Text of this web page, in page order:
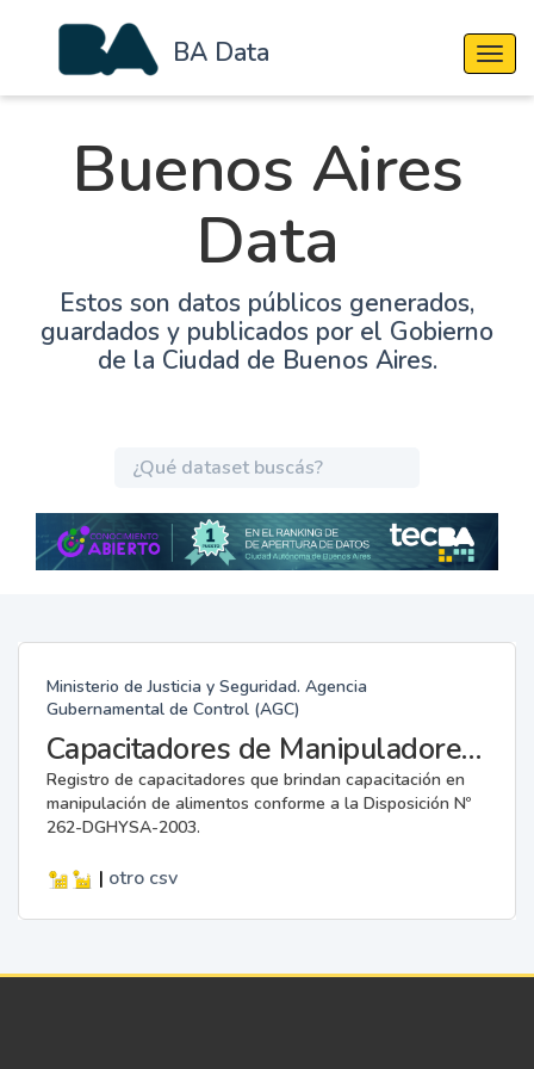
BA Data
Buenos Aires
Data
Estos son datos públicos generados,
guardados y publicados por el Gobierno
de la Ciudad de Buenos Aires.
Ministerio de Justicia y Seguridad. Agencia
Gubernamental de Control (AGC)
Capacitadores de Manipuladores de Alimentos.
Registro de capacitadores que brindan capacitación en
manipulación de alimentos conforme a la Disposición Nº
262-DGHYSA-2003.
| otro csv